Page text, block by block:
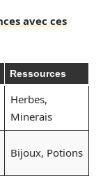
avec ces
Ressources
Herbes,
Minerais
Bijoux, Potions